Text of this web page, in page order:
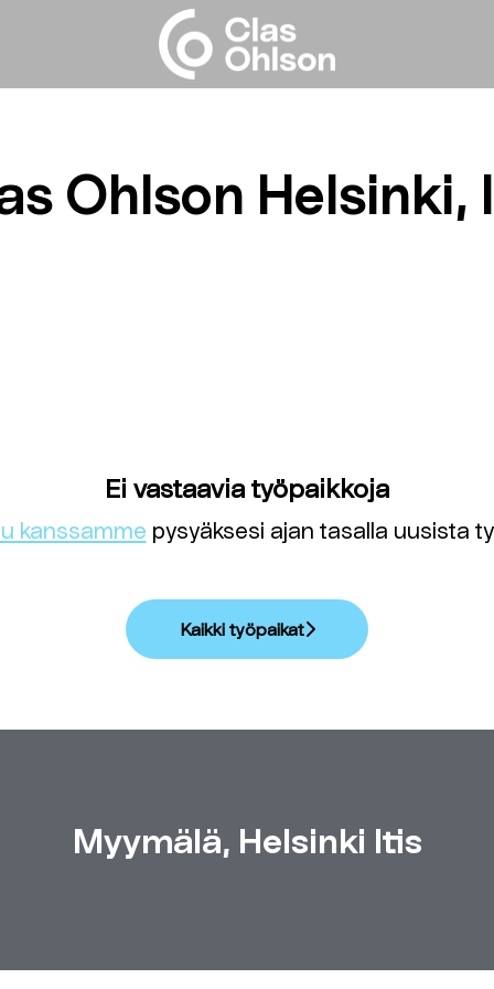
Ohlson Helsinki,
Ei vastaavia työpaikkoja
kanssamme pysyäksesi ajan tasalla uusista
Kaikki työpaikat
Myymälä, Helsinki Itis